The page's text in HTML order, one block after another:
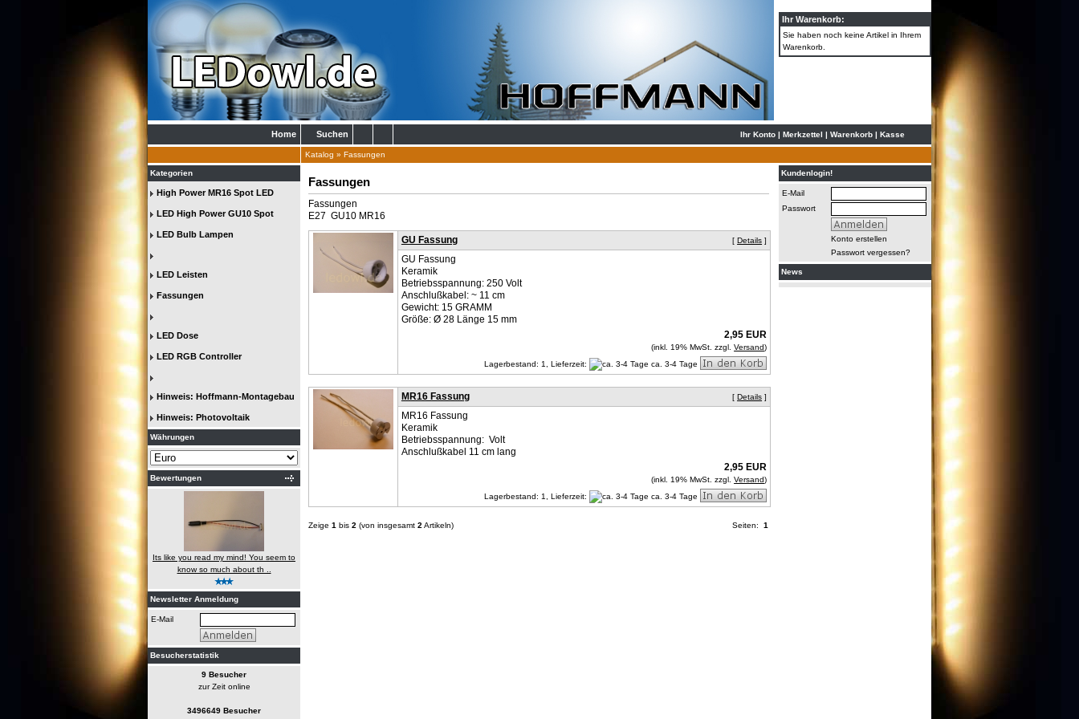
Ihr Warenkorb:
Sie haben noch keine Artikel in Ihrem
Warenkorb.
Home Suchen Ihr Konto | Merkzettel | Warenkorb | Kasse
Katalog » Fassungen
Kategorien
High Power MR16 Spot LED
LED High Power GU10 Spot
LED Bulb Lampen
LED Leisten
Fassungen
LED Dose
LED RGB Controller
Hinweis: Hoffmann-Montagebau
Hinweis: Photovoltaik
Währungen
Bewertungen
Its like you read my mind! You seem to
know so much about th ..
Newsletter Anmeldung
E-Mail
Besucherstatistik
9 Besucher
zur Zeit online
3496649 Besucher
Kundenlogin!
E-Mail
Passwort
Konto erstellen
Passwort vergessen?
News
Fassungen
Fassungen
E27 GU10 MR16
[Details ]
GU Fassung
GU Fassung
Keramik
Betriebsspannung: 250 Volt
Anschlußkabel: ~ 11 cm
Gewicht: 15 GRAMM
Größe: Ø 28 Länge 15 mm
2,95 EUR
(inkl. 19% MwSt. zzgl.Versand)
Lagerbestand: 1,
Lieferzeit: ca. 3-4 Tage
[Details ]
MR16 Fassung
MR16 Fassung
Keramik
Betriebsspannung: Volt
Anschlußkabel 11 cm lang
2,95 EUR
(inkl. 19% MwSt. zzgl.Versand)
Lagerbestand: 1,
Lieferzeit: ca. 3-4 Tage
Zeige 1 bis 2 (von insgesamt 2 Artikeln) Seiten:1